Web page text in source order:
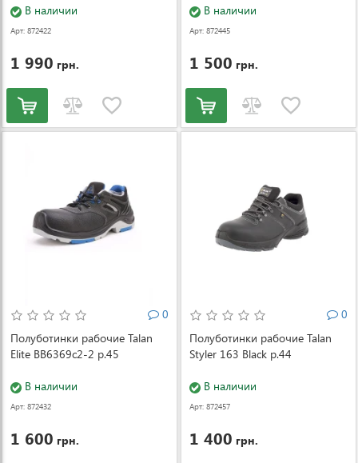
В наличии
Арт: 872422
1 990 грн.
В наличии
Арт: 872445
1 500 грн.
0
Полуботинки рабочие Talan
Elite BB6369c2-2 р.45
В наличии
Арт: 872432
1 600 грн.
0
Полуботинки рабочие Talan
Styler 163 Black р.44
В наличии
Арт: 872457
1 400 грн.